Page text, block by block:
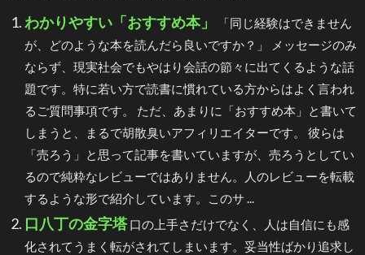
わかりやすい「おすすめ本」
「同じ経験はできません
が、どのような本を読んだら良いですか？」 メッセージのみ
ならず、現実社会でもやはり会話の節々に出てくるような話
題です。特に若い方で読書に慣れている方からはよく言われ
るご質問事項です。 ただ、あまりに「おすすめ本」と書いて
しまうと、まるで胡散臭いアフィリエイターです。 彼らは
「売ろう」と思って記事を書いていますが、売ろうとしてい
るので純粋なレビューではありません。人のレビューを転載
するような形で紹介しています。このサ ...
口八丁の金字塔 口の上手さだけでなく、人は自信にも感
化されてうまく転がされてしまいます。妥当性ばかり追求し